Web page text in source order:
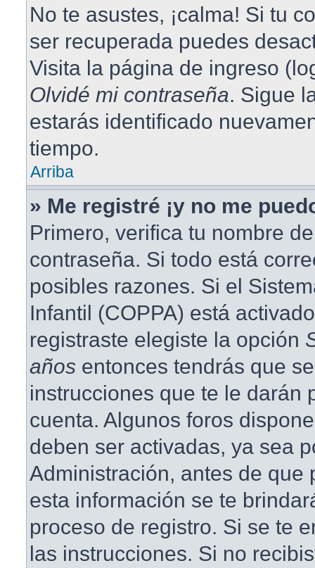
No te asustes, ¡calma! Si tu
ser recuperada puedes
Visita la página de ingreso
Olvidé mi contraseña. Sigue
estarás identificado
tiempo.
Arriba
» Me registré ¡y no me
Primero, verifica tu nombre
contraseña. Si todo está
posibles razones. Si el
Infantil (COPPA) está
registraste elegiste la opción
años entonces tendrás que
instrucciones que te le darán
cuenta. Algunos foros
deben ser activadas, ya sea
Administración, antes de que
esta información se te
proceso de registro. Si se te
las instrucciones. Si no